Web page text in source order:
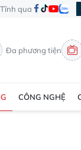
qua
Đa phương tiện
CÔNG NGHỆ